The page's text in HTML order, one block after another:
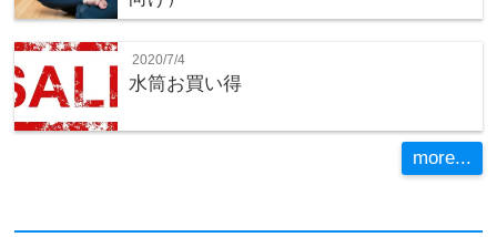
2020/7/4
水筒お買い得
more...